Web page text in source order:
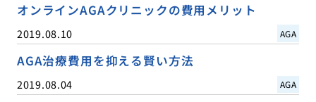
オンラインAGAクリニックの費用メリット
2019.08.10 AGA
AGA治療費用を抑える賢い方法
2019.08.04 AGA